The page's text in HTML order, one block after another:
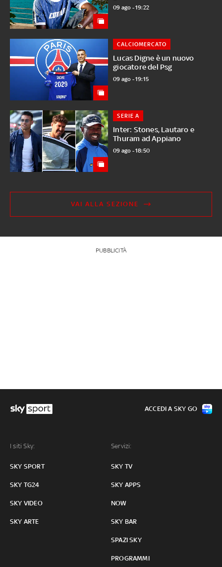
09 ago - 19:22
Lucas Digne è un nuovo
giocatore del Psg
CALCIOMERCATO
09 ago - 19:15
Inter: Stones, Lautaro e
Thuram ad Appiano
SERIE A
09 ago - 18:50
VAI ALLA SEZIONE
PUBBLICITÀ
I siti Sky:
SKY SPORT
SKY TG24
SKY VIDEO
SKY ARTE
Servizi:
SKY TV
SKY APPS
NOW
SKY BAR
SPAZI SKY
PROGRAMMI
ACCEDI A SKY GO